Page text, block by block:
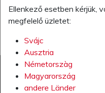
Ellenkező esetben kérjük,
megfelelő üzletet:
Svájc
Ausztria
Németorszàg
Magyarország
andere Länder